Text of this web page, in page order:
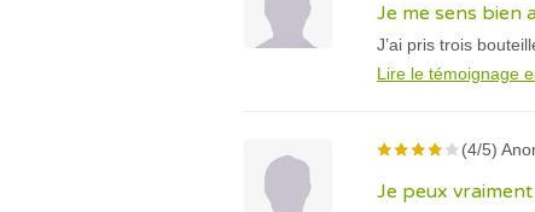
Je me sens bien
J’ai pris trois
Lire le témoignage
(4/5)
Je peux